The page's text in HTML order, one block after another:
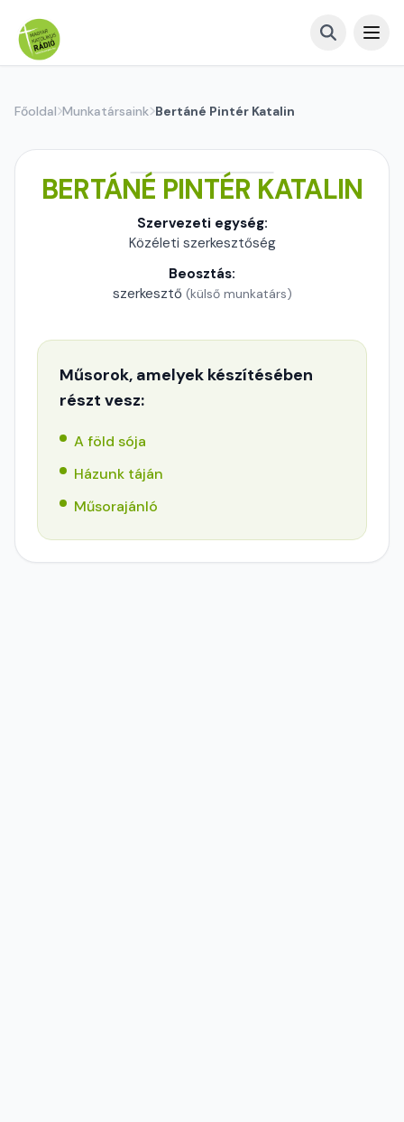
Főoldal Munkatársaink Bertáné Pintér Katalin
BERTÁNÉ PINTÉR KATALIN
Szervezeti egység:
Közéleti szerkesztőség
Beosztás:
szerkesztő (külső munkatárs)
Műsorok, amelyek készítésében
részt vesz:
A föld sója
Házunk táján
Műsorajánló